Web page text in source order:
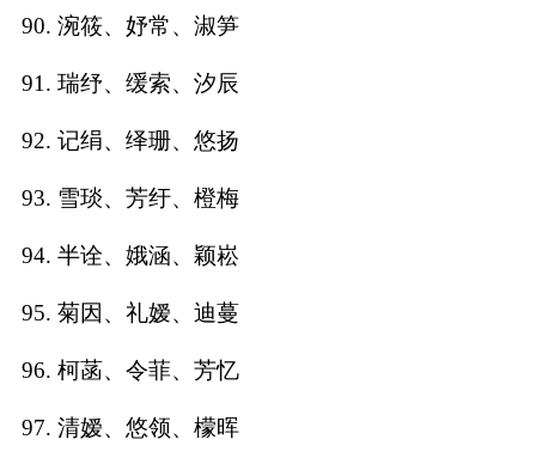
90. 涴筱、妤常、淑笋
91. 瑞纾、缓索、汐辰
92. 记绢、绎珊、悠扬
93. 雪琰、芳纡、橙梅
94. 半诠、娥涵、颖崧
95. 菊因、礼嫒、迪蔓
96. 柯菡、令菲、芳忆
97. 清嫒、悠领、檬晖